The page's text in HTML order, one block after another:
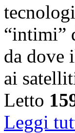
“intimi”
da dove
ai
Letto
Leggi